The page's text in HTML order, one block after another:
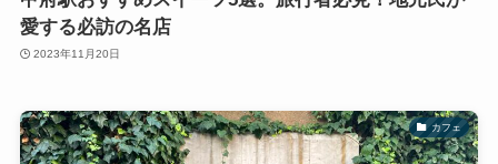
愛する必訪の名店
2023年11月20日
カフェ